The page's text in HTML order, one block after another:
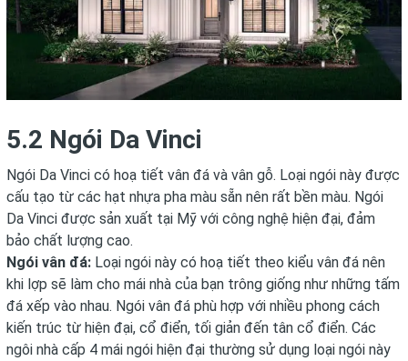
5.2 Ngói Da Vinci
Ngói Da Vinci có hoạ tiết vân đá và vân gỗ. Loại ngói này được
cấu tạo từ các hạt nhựa pha màu sẵn nên rất bền màu. Ngói
Da Vinci được sản xuất tại Mỹ với công nghệ hiện đại, đảm
bảo chất lượng cao.
Ngói vân đá: Loại ngói này có hoạ tiết theo kiểu vân đá nên
khi lợp sẽ làm cho mái nhà của bạn trông giống như những tấm
đá xếp vào nhau. Ngói vân đá phù hợp với nhiều phong cách
kiến trúc từ hiện đại, cổ điển, tối giản đến tân cổ điển. Các
ngôi nhà cấp 4 mái ngói hiện đại thường sử dụng loại ngói này